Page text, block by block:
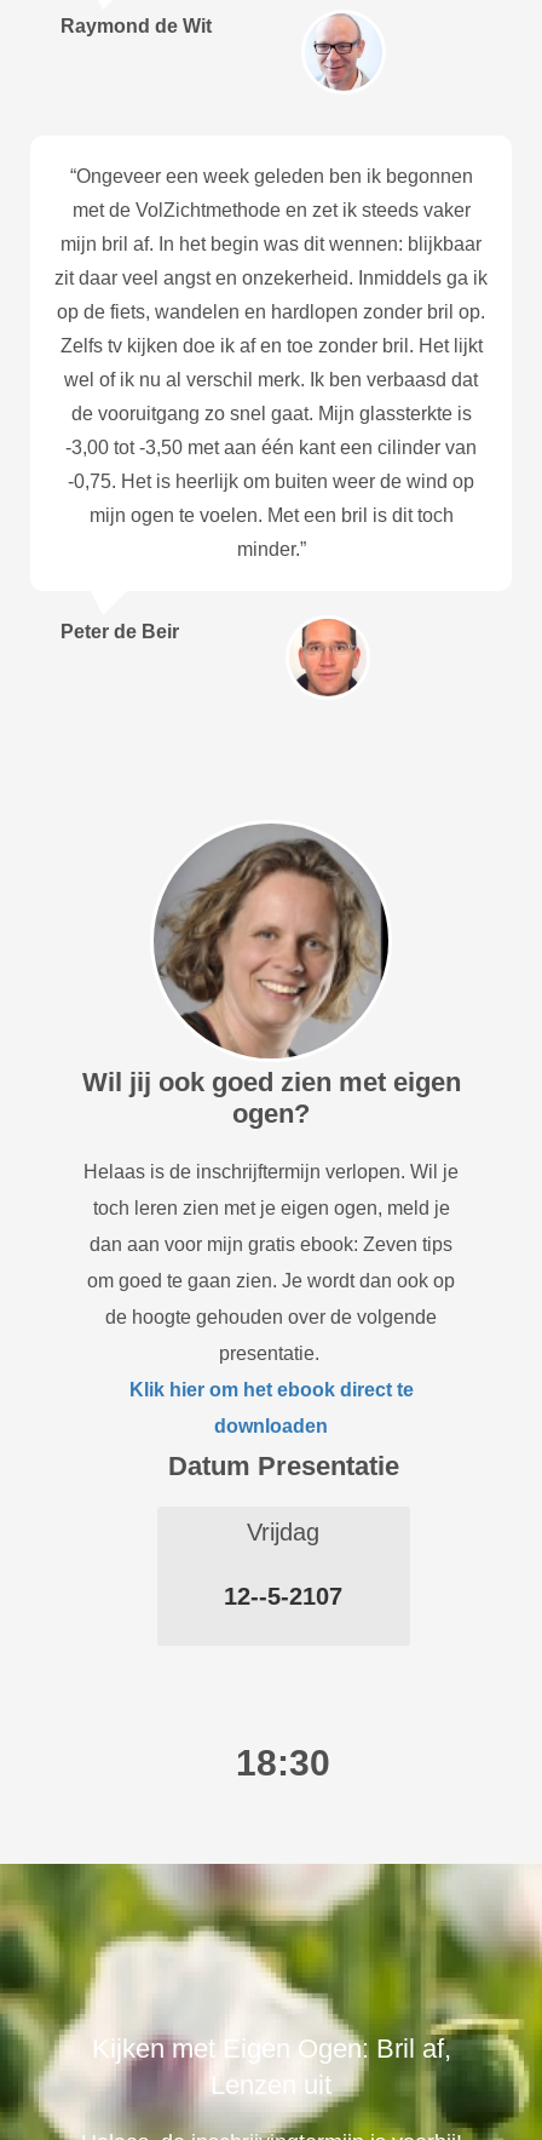
Raymond de Wit
“Ongeveer een week geleden ben ik begonnen
met de VolZichtmethode en zet ik steeds vaker
mijn bril af. In het begin was dit wennen: blijkbaar
zit daar veel angst en onzekerheid. Inmiddels ga ik
op de fiets, wandelen en hardlopen zonder bril op.
Zelfs tv kijken doe ik af en toe zonder bril. Het lijkt
wel of ik nu al verschil merk. Ik ben verbaasd dat
de vooruitgang zo snel gaat. Mijn glassterkte is
-3,00 tot -3,50 met aan één kant een cilinder van
-0,75. Het is heerlijk om buiten weer de wind op
mijn ogen te voelen. Met een bril is dit toch
minder.”
Peter de Beir
Wil jij ook goed zien met eigen
ogen?
Helaas is de inschrijftermijn verlopen. Wil je
toch leren zien met je eigen ogen, meld je
dan aan voor mijn gratis ebook: Zeven tips
om goed te gaan zien. Je wordt dan ook op
de hoogte gehouden over de volgende
presentatie.
Klik hier om het ebook direct te
downloaden
Datum Presentatie
Vrijdag
12--5-2107
18:30
Kijken met Eigen Ogen: Bril af,
Lenzen uit